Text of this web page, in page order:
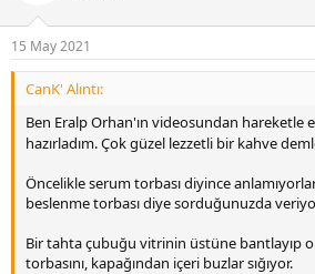
:
15 May 2021
CanK' Alıntı:
Ben Eralp Orhan'ın videosundan hareketle
hazırladım. Çok güzel lezzetli bir kahve
Öncelikle serum torbası diyince
beslenme torbası diye sorduğunuzda
Bir tahta çubuğu vitrinin üstüne bantlayıp
torbasını, kapağından içeri buzlar sığıyor.